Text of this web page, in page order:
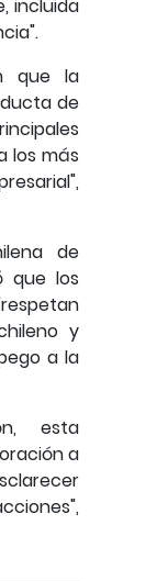
incluida
que la
de
los más
de
que los
y
a la
esta
a